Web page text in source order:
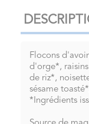
Flocons
d'orge*,
de riz*,
sésame
*Ingrédients